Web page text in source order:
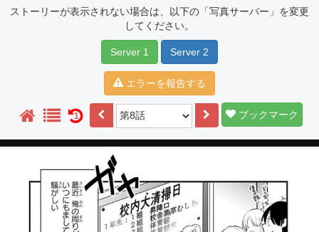
ストーリーが表示されない場合は、以下の「写真サーバー」を変更
してください。
Server 1 Server 2
エラーを報告する
1 ブックマーク